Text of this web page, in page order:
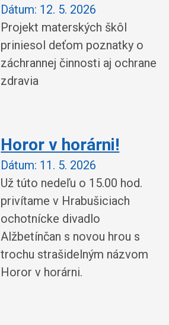
Dátum: 12. 5. 2026
Projekt materských škôl
priniesol deťom poznatky o
záchrannej činnosti aj ochrane
zdravia
Horor v horárni!
Dátum: 11. 5. 2026
Už túto nedeľu o 15.00 hod.
privítame v Hrabušiciach
ochotnícke divadlo
Alžbetínčan s novou hrou s
trochu strašidelným názvom
Horor v horárni.